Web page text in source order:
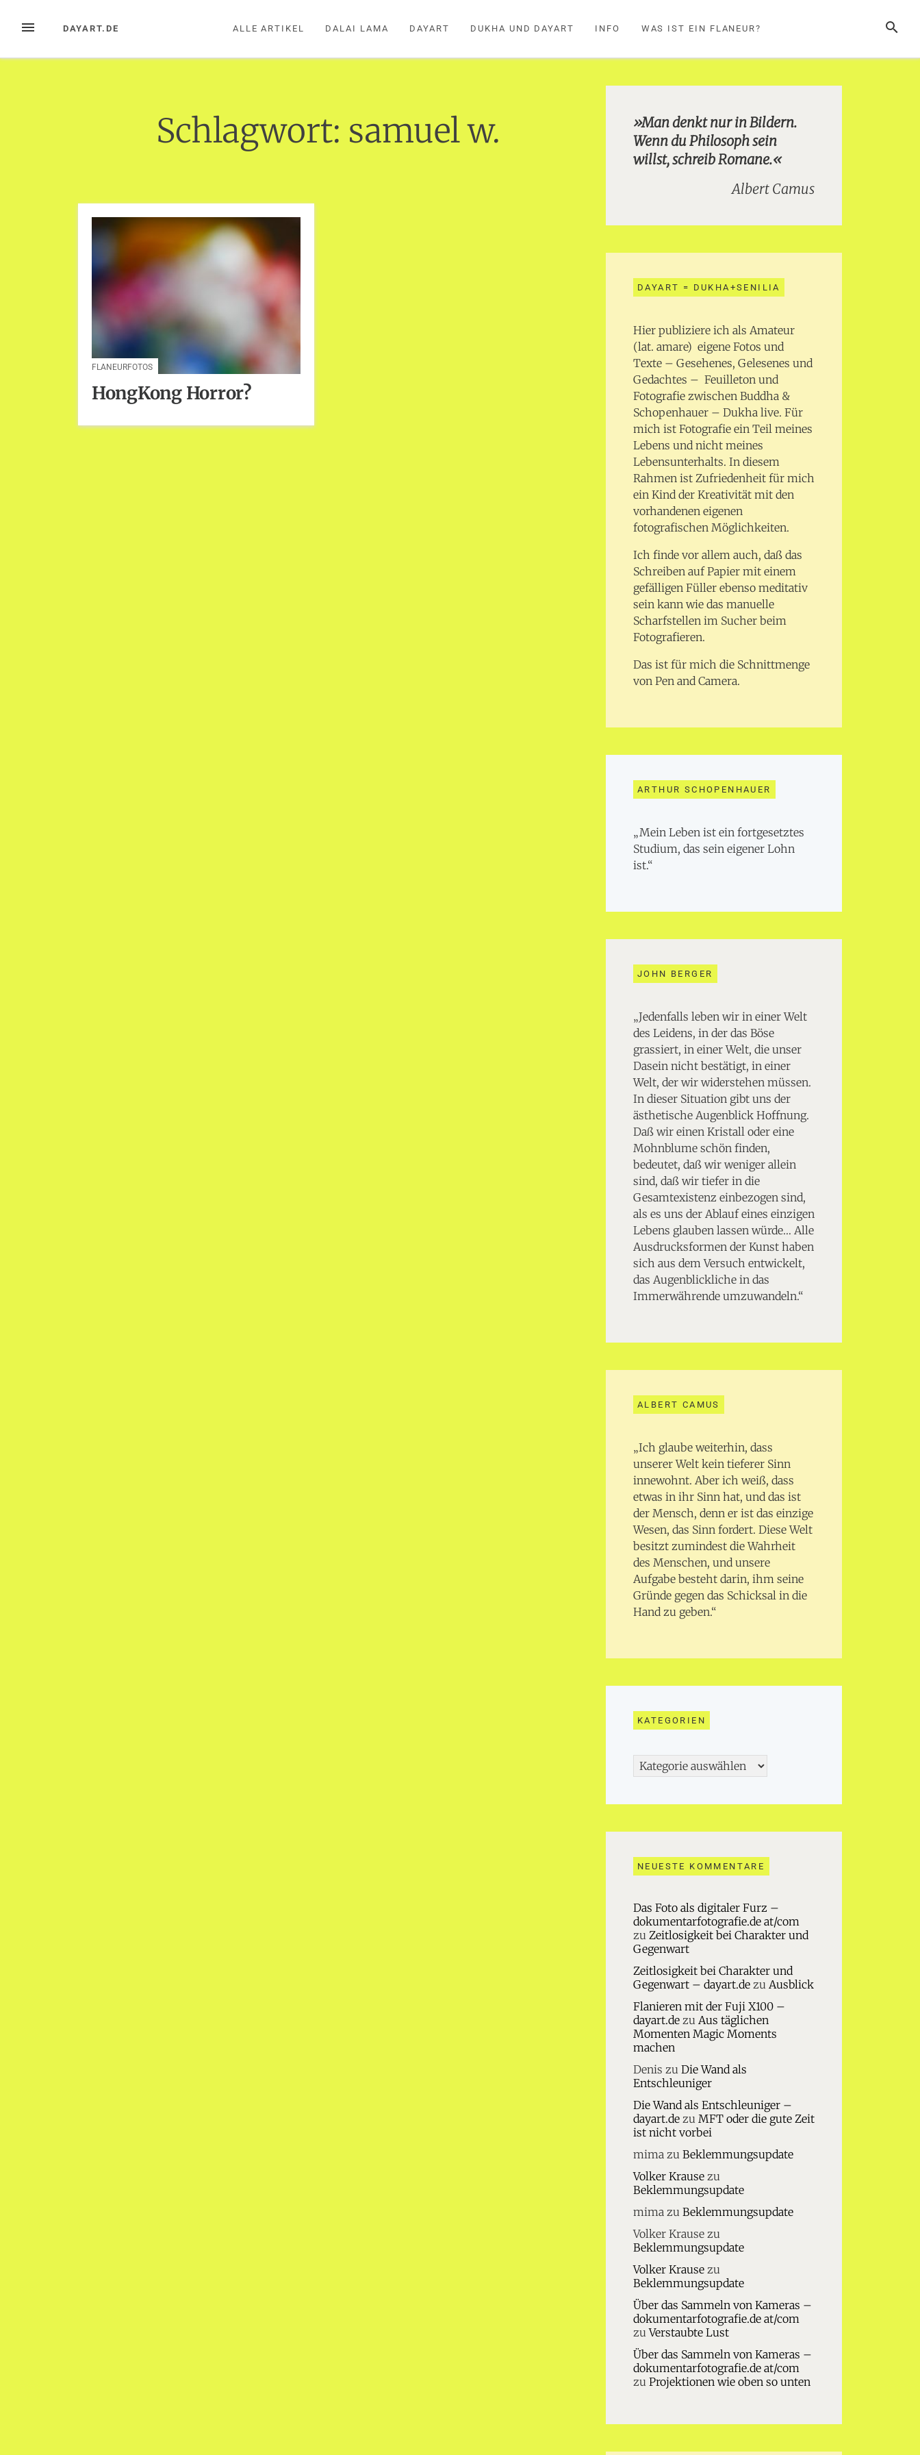
InhaltMENÜ SUCHE
DAYART.DE ALLE ARTIKEL DALAI LAMA DAYART DUKHA UND DAYART INFO WAS IST EIN FLANEUR?
Schlagwort: samuel w.
FLANEURFOTOS
HongKong Horror?
»Man denkt nur in Bildern.
Wenn du Philosoph sein
willst, schreib Romane.«
Albert Camus
DAYART = DUKHA+SENILIA
Hier publiziere ich als Amateur
(lat. amare) eigene Fotos und
Texte – Gesehenes, Gelesenes und
Gedachtes – Feuilleton und
Fotografie zwischen Buddha &
Schopenhauer – Dukha live. Für
mich ist Fotografie ein Teil meines
Lebens und nicht meines
Lebensunterhalts. In diesem
Rahmen ist Zufriedenheit für mich
ein Kind der Kreativität mit den
vorhandenen eigenen
fotografischen Möglichkeiten.
Ich finde vor allem auch, daß das
Schreiben auf Papier mit einem
gefälligen Füller ebenso meditativ
sein kann wie das manuelle
Scharfstellen im Sucher beim
Fotografieren.
Das ist für mich die Schnittmenge
von Pen and Camera.
ARTHUR SCHOPENHAUER
„Mein Leben ist ein fortgesetztes
Studium, das sein eigener Lohn
ist.“
JOHN BERGER
„Jedenfalls leben wir in einer Welt
des Leidens, in der das Böse
grassiert, in einer Welt, die unser
Dasein nicht bestätigt, in einer
Welt, der wir widerstehen müssen.
In dieser Situation gibt uns der
ästhetische Augenblick Hoffnung.
Daß wir einen Kristall oder eine
Mohnblume schön finden,
bedeutet, daß wir weniger allein
sind, daß wir tiefer in die
Gesamtexistenz einbezogen sind,
als es uns der Ablauf eines einzigen
Lebens glauben lassen würde… Alle
Ausdrucksformen der Kunst haben
sich aus dem Versuch entwickelt,
das Augenblickliche in das
Immerwährende umzuwandeln.“
ALBERT CAMUS
„Ich glaube weiterhin, dass
unserer Welt kein tieferer Sinn
innewohnt. Aber ich weiß, dass
etwas in ihr Sinn hat, und das ist
der Mensch, denn er ist das einzige
Wesen, das Sinn fordert. Diese Welt
besitzt zumindest die Wahrheit
des Menschen, und unsere
Aufgabe besteht darin, ihm seine
Gründe gegen das Schicksal in die
Hand zu geben.“
KATEGORIEN
Kategorien
NEUESTE KOMMENTARE
Das Foto als digitaler Furz –
dokumentarfotografie.de at/com
zu Zeitlosigkeit bei Charakter und
Gegenwart
Zeitlosigkeit bei Charakter und
Gegenwart – dayart.dezu Ausblick
Flanieren mit der Fuji X100 –
dayart.dezu Aus täglichen
Momenten Magic Moments
machen
Denis zu Die Wand als
Entschleuniger
Die Wand als Entschleuniger –
dayart.dezu MFT oder die gute Zeit
ist nicht vorbei
mimazu Beklemmungsupdate
Volker Krausezu
Beklemmungsupdate
mimazu Beklemmungsupdate
Volker Krausezu
Beklemmungsupdate
Volker Krausezu
Beklemmungsupdate
Über das Sammeln von Kameras –
dokumentarfotografie.de at/com
zuVerstaubte Lust
Über das Sammeln von Kameras –
dokumentarfotografie.de at/com
zu Projektionen wie oben so unten